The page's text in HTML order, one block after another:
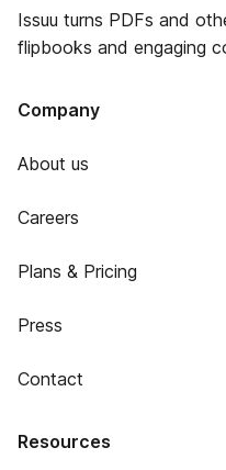
Issuu turns PDFs and
flipbooks and engaging
Company
About us
Careers
Plans & Pricing
Press
Contact
Resources